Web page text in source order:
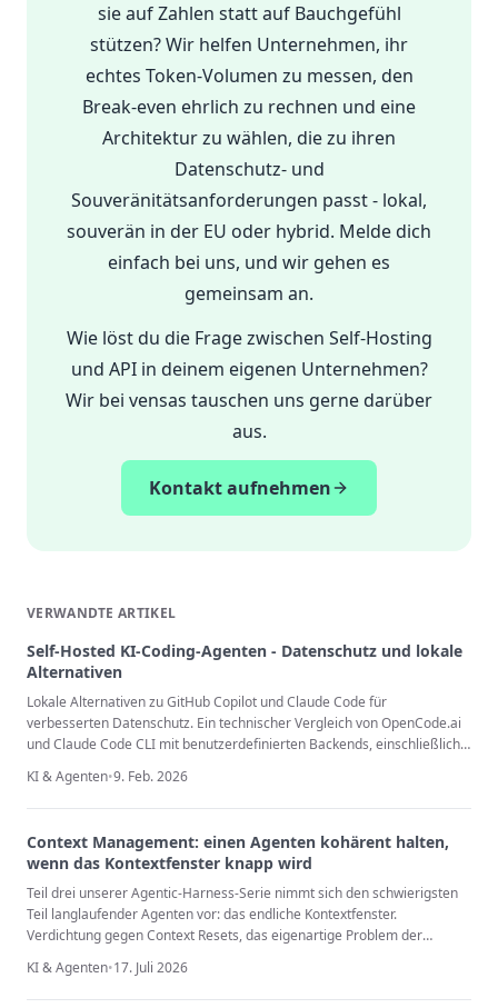
sie auf Zahlen statt auf Bauchgefühl
stützen? Wir helfen Unternehmen, ihr
echtes Token-Volumen zu messen, den
Break-even ehrlich zu rechnen und eine
Architektur zu wählen, die zu ihren
Datenschutz- und
Souveränitätsanforderungen passt - lokal,
souverän in der EU oder hybrid. Melde dich
einfach bei uns, und wir gehen es
gemeinsam an.
Wie löst du die Frage zwischen Self-Hosting
und API in deinem eigenen Unternehmen?
Wir bei vensas tauschen uns gerne darüber
aus.
Kontakt aufnehmen
VERWANDTE ARTIKEL
Self-Hosted KI-Coding-Agenten - Datenschutz und lokale
Alternativen
Lokale Alternativen zu GitHub Copilot und Claude Code für
verbesserten Datenschutz. Ein technischer Vergleich von OpenCode.ai
und Claude Code CLI mit benutzerdefinierten Backends, einschließlich
Überlegungen.
KI & Agenten•9. Feb. 2026
Context Management: einen Agenten kohärent halten,
wenn das Kontextfenster knapp wird
Teil drei unserer Agentic-Harness-Serie nimmt sich den schwierigsten
Teil langlaufender Agenten vor: das endliche Kontextfenster.
Verdichtung gegen Context Resets, das eigenartige Problem der
und Gedächtnisdateien, die Wissen über Sitzungen hinweg tragen.
KI & Agenten•17. Juli 2026